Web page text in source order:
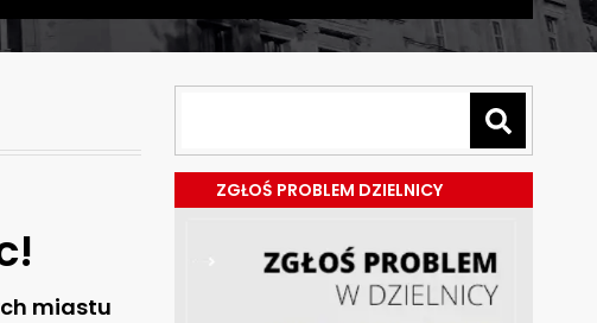
miastu
ZGŁOŚ PROBLEM DZIELNICY